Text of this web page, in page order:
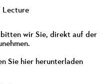
Lecture
bitten wir Sie, direkt auf der
Sie hier herunterladen